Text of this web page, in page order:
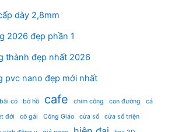
dày 2,8mm
2026 đẹp phần 1
thành đẹp nhất 2026
pvc nano đẹp mới nhất
bãi cỏ bờ hồ cafe chim công con đường
cá
đới cô gái Công Giáo cửa sổ cửa sổ triện